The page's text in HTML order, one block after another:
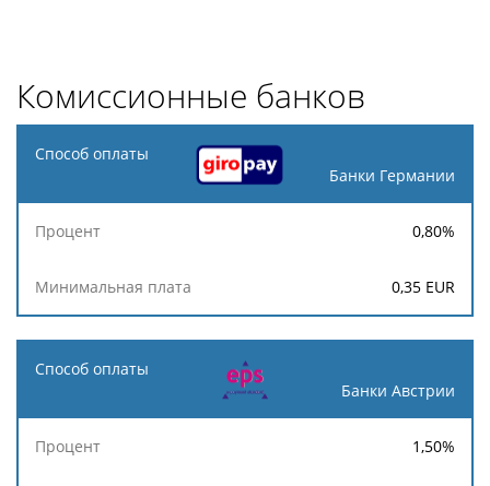
Комиссионные банков
Способ
Процент
Банки Германии
0,80%
0,35 EUR
Банки Австрии
1,50%